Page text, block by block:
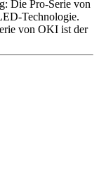
Die Pro-Serie von
Technologie.
von OKI ist der